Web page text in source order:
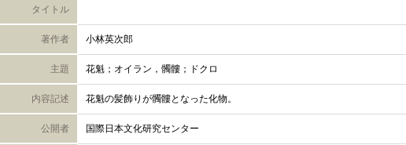
タイトル
著作者 小林英次郎
主題 花魁；オイラン，髑髏；ドクロ
内容記述 花魁の髪飾りが髑髏となった化物。
公開者 国際日本文化研究センター